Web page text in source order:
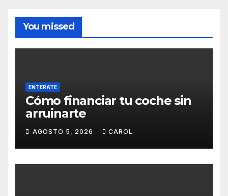
You missed
ENTERATE
Cómo financiar tu coche sin
arruinarte
AGOSTO 5, 2026 CAROL